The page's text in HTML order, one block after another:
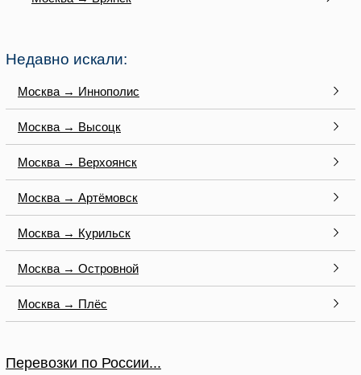
Недавно искали:
Москва → Иннополис
Москва → Высоцк
Москва → Верхоянск
Москва → Артёмовск
Москва → Курильск
Москва → Островной
Москва → Плёс
Перевозки по России...